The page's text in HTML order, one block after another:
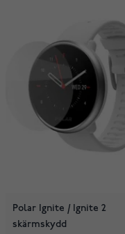
Polar Ignite / Ignite 2
skärmskydd